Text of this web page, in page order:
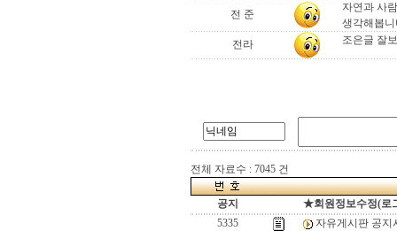
전 준
자연과 사
생각해봅
전라
조은글 잘
전체 자료수 : 7045 건
공지
★회원정보수정(로
5335
자유게시판 공지